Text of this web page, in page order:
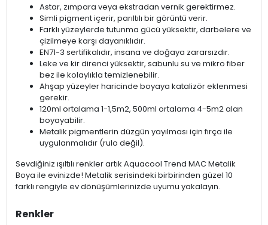
Astar, zımpara veya ekstradan vernik gerektirmez.
Simli pigment içerir, parıltılı bir görüntü verir.
Farklı yüzeylerde tutunma gücü yüksektir, darbelere ve
çizilmeye karşı dayanıklıdır.
EN71-3 sertifikalıdır, insana ve doğaya zararsızdır.
Leke ve kir direnci yüksektir, sabunlu su ve mikro fiber
bez ile kolaylıkla temizlenebilir.
Ahşap yüzeyler haricinde boyaya katalizör eklenmesi
gerekir.
120ml ortalama 1-1,5m2, 500ml ortalama 4-5m2 alan
boyayabilir.
Metalik pigmentlerin düzgün yayılması için fırça ile
uygulanmalıdır (rulo değil).
Sevdiğiniz ışıltılı renkler artık Aquacool Trend MAC Metalik
Boya ile evinizde! Metalik serisindeki birbirinden güzel 10
farklı rengiyle ev dönüşümlerinizde uyumu yakalayın.
Renkler